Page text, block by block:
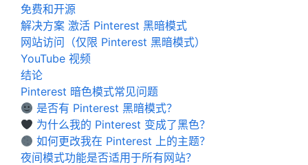
免费和开源
解决方案 激活 Pinterest 黑暗模式
网站访问（仅限 Pinterest 黑暗模式）
YouTube 视频
结论
Pinterest 暗色模式常见问题
是否有 Pinterest 黑暗模式？
为什么我的 Pinterest 变成了黑色？
如何更改我在 Pinterest 上的主题？
夜间模式功能是否适用于所有网站？